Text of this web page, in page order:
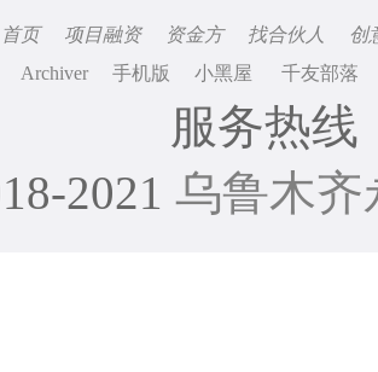
首页 项目融资 资金方 找合伙人
创
Archiver
手机版 小黑屋 千友部落
服务热线
2021 乌鲁木齐